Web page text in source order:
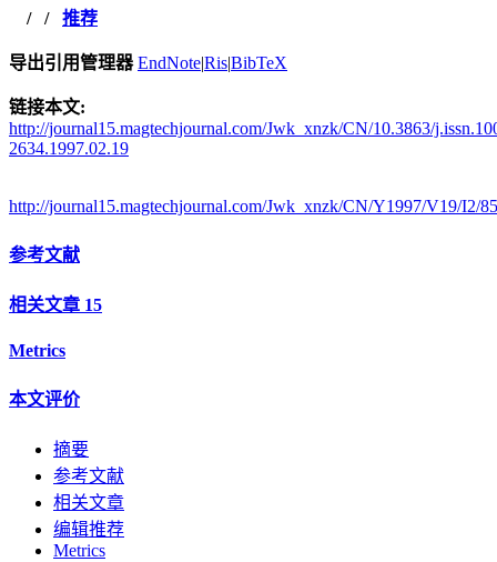
/ / 推荐
导出引用管理器 EndNote|Ris|BibTeX
链接本文:
http://journal15.magtechjournal.com/Jwk_xnzk/CN/10.3863/
2634.1997.02.19
http://journal15.magtechjournal.com/Jwk_xnzk/CN/Y1997/V19/I2/85
参考文献
相关文章 15
Metrics
本文评价
摘要
参考文献
相关文章
编辑推荐
Metrics